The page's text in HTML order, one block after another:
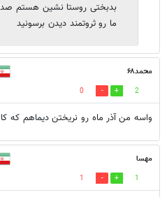
بدبختی روستا نشین هستم
ما رو ثروتمند دیدن برسونید
محمد۶۸
2
0
واسه من آذر ماه رو نریختن دیماهم که
مهسا
1
1